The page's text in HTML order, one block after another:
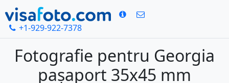
+1-929-922-7378
Fotografie pentru Georgia
pașaport 35x45 mm